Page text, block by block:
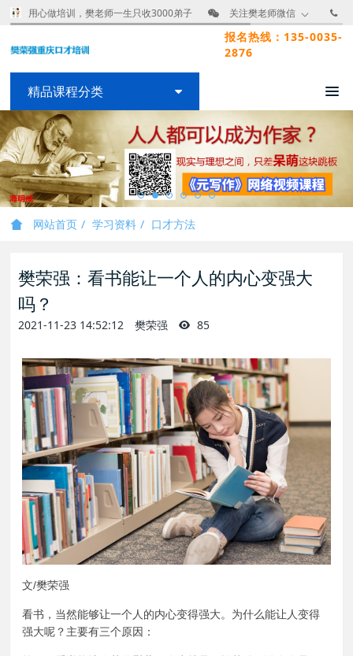
用心做培训，樊老师一生只收3000弟子 关注樊老师微信
报名热线：135-0035-
2876
精品课程分类
网站首页 学习资料 口才方法
樊荣强：看书能让一个人的内心变强大
吗？
2021-11-23 14:52:12 樊荣强 85
文/樊荣强
看书，当然能够让一个人的内心变得强大。为什么能让人变得
强大呢？主要有三个原因：